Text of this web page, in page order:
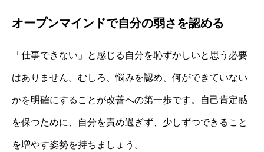
オープンマインドで自分の弱さを認める
「仕事できない」と感じる自分を恥ずかしいと思う必要
はありません。むしろ、悩みを認め、何ができていない
かを明確にすることが改善への第一歩です。自己肯定感
を保つために、自分を責め過ぎず、少しずつできること
を増やす姿勢を持ちましょう。